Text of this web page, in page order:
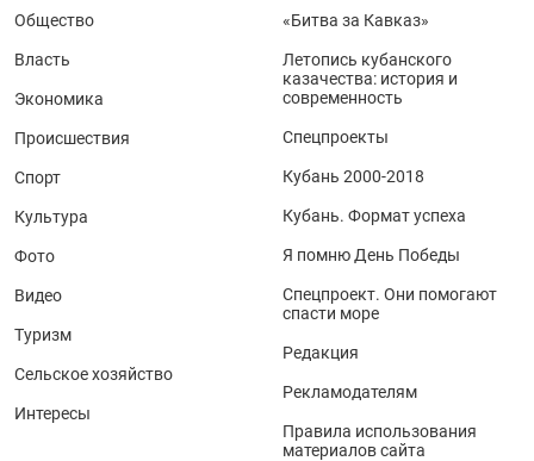
Общество
Власть
Экономика
Происшествия
Спорт
Культура
Фото
Видео
Туризм
Сельское хозяйство
Интересы
«Битва за Кавказ»
Летопись кубанского
казачества: история и
современность
Спецпроекты
Кубань 2000-2018
Кубань. Формат успеха
Я помню День Победы
Спецпроект. Они помогают
спасти море
Редакция
Рекламодателям
Правила использования
материалов сайта